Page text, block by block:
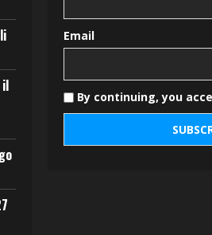
il
Email
By continuing, you